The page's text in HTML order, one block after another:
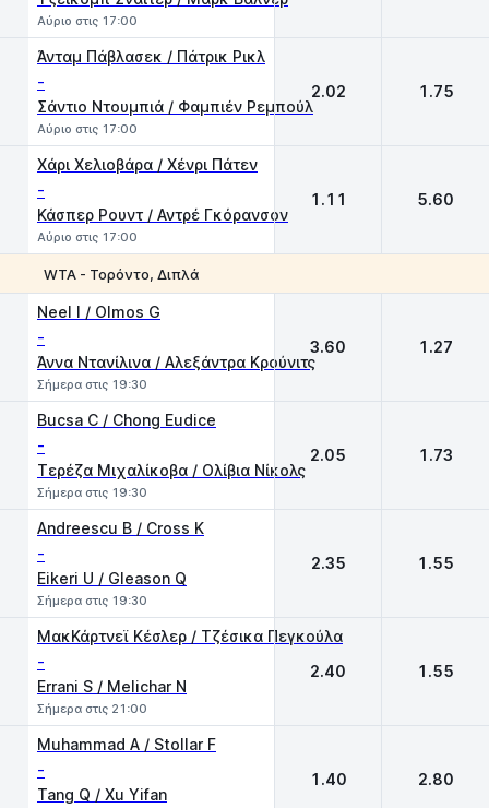
Αύριο στις 17:00
Άνταμ Πάβλασεκ / Πάτρικ Ρικλ
-
Σάντιο Ντουμπιά / Φαμπιέν Ρεμπούλ
Αύριο στις 17:00
2.02 1.75
Χάρι Χελιοβάρα / Χένρι Πάτεν
-
Κάσπερ Ρουντ / Αντρέ Γκόρανσον
Αύριο στις 17:00
1.11 5.60
WTA - Τορόντο, Διπλά
Neel I / Olmos G
-
Άννα Ντανίλινα / Αλεξάντρα Κρούνιτς
Σήμερα στις 19:30
3.60 1.27
Bucsa C / Chong Eudice
-
Τερέζα Μιχαλίκοβα / Ολίβια Νίκολς
Σήμερα στις 19:30
2.05 1.73
Andreescu B / Cross K
-
Eikeri U / Gleason Q
Σήμερα στις 19:30
2.35 1.55
ΜακΚάρτνεϊ Κέσλερ / Τζέσικα Πεγκούλα
-
Errani S / Melichar N
Σήμερα στις 21:00
2.40 1.55
Muhammad A / Stollar F
-
Tang Q / Xu Yifan
1.40 2.80